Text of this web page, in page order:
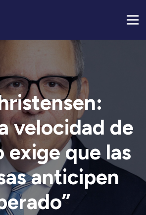
velocidad de
exige que las
anticipen